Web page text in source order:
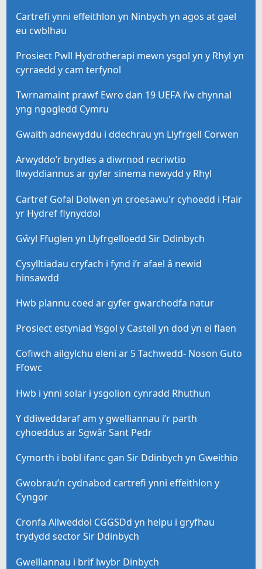
Cartrefi ynni effeithlon yn Ninbych yn agos at gael
eu cwblhau
Prosiect Pwll Hydrotherapi mewn ysgol yn y Rhyl yn
cyrraedd y cam terfynol
Twrnamaint prawf Ewro dan 19 UEFA i’w chynnal
yng ngogledd Cymru
Gwaith adnewyddu i ddechrau yn Llyfrgell Corwen
Arwyddo’r brydles a diwrnod recriwtio
llwyddiannus ar gyfer sinema newydd y Rhyl
Cartref Gofal Dolwen yn croesawu'r cyhoedd i Ffair
yr Hydref flynyddol
Gŵyl Ffuglen yn Llyfrgelloedd Sir Ddinbych
Cysylltiadau cryfach i fynd i’r afael â newid
hinsawdd
Hwb plannu coed ar gyfer gwarchodfa natur
Prosiect estyniad Ysgol y Castell yn dod yn ei flaen
Cofiwch ailgylchu eleni ar 5 Tachwedd- Noson Guto
Ffowc
Hwb i ynni solar i ysgolion cynradd Rhuthun
Y ddiweddaraf am y gwelliannau i’r parth
cyhoeddus ar Sgwâr Sant Pedr
Cymorth i bobl ifanc gan Sir Ddinbych yn Gweithio
Gwobrau’n cydnabod cartrefi ynni effeithlon y
Cyngor
Cronfa Allweddol CGGSDd yn helpu i gryfhau
trydydd sector Sir Ddinbych
Gwelliannau i brif lwybr Dinbych